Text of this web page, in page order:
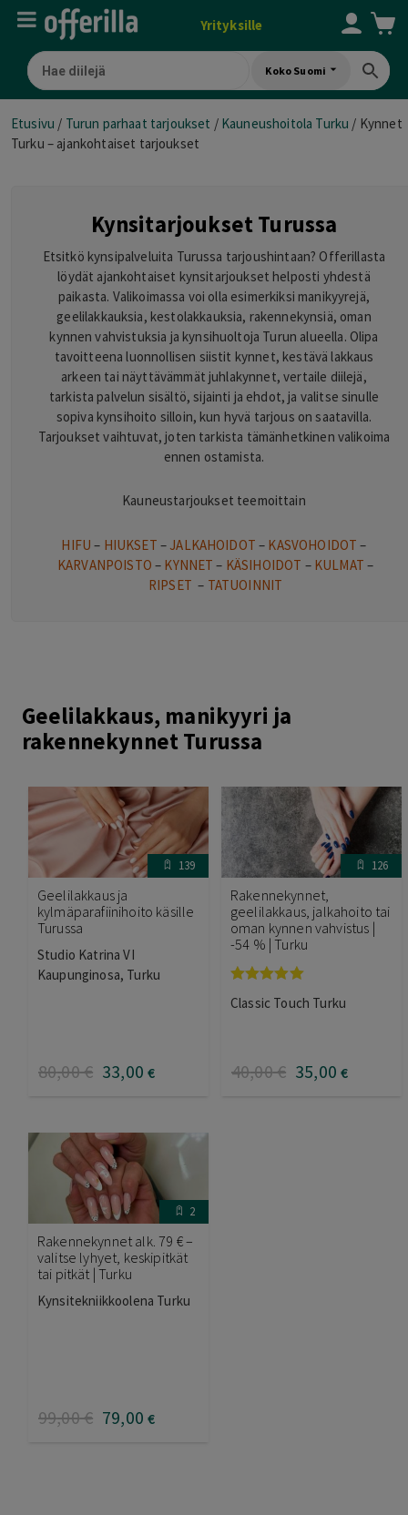
Yrityksille
Koko Suomi
Etusivu / Turun parhaat tarjoukset / Kauneushoitola Turku / Kynnet
Turku – ajankohtaiset tarjoukset
Kynsitarjoukset Turussa
Etsitkö kynsipalveluita Turussa tarjoushintaan? Offerillasta
löydät ajankohtaiset kynsitarjoukset helposti yhdestä
paikasta. Valikoimassa voi olla esimerkiksi manikyyrejä,
geelilakkauksia, kestolakkauksia, rakennekynsiä, oman
kynnen vahvistuksia ja kynsihuoltoja Turun alueella. Olipa
tavoitteena luonnollisen siistit kynnet, kestävä lakkaus
arkeen tai näyttävämmät juhlakynnet, vertaile diilejä,
tarkista palvelun sisältö, sijainti ja ehdot, ja valitse sinulle
sopiva kynsihoito silloin, kun hyvä tarjous on saatavilla.
Tarjoukset vaihtuvat, joten tarkista tämänhetkinen valikoima
ennen ostamista.
Kauneustarjoukset teemoittain
HIFU – HIUKSET – JALKAHOIDOT – KASVOHOIDOT–
KARVANPOISTO – KYNNET – KÄSIHOIDOT – KULMAT –
RIPSET – TATUOINNIT
Geelilakkaus, manikyyri ja
rakennekynnet Turussa
139
Geelilakkaus ja
kylmäparafiinihoito käsille
Turussa
Studio Katrina VI
Kaupunginosa, Turku
80,00€ 33,00 €
126
Rakennekynnet,
geelilakkaus, jalkahoito tai
oman kynnen vahvistus |
-54 % | Turku
tuotteesta:
Classic Touch Turku
40,00€ 35,00 €
2
Rakennekynnet alk. 79 € –
valitse lyhyet, keskipitkät
tai pitkät | Turku
Kynsitekniikkoolena Turku
99,00€ 79,00 €